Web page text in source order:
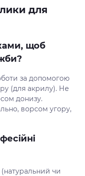
для
щоб
за допомогою
(для акрилу). Не
донизу.
ворсом угору,
(натуральний чи